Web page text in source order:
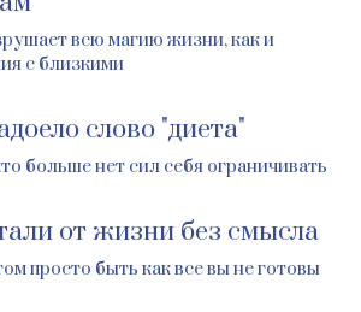
всю магию жизни, как и
с близкими
слово "диета"
больше нет сил себя ограничивать
от жизни без смысла
просто быть как все вы не готовы